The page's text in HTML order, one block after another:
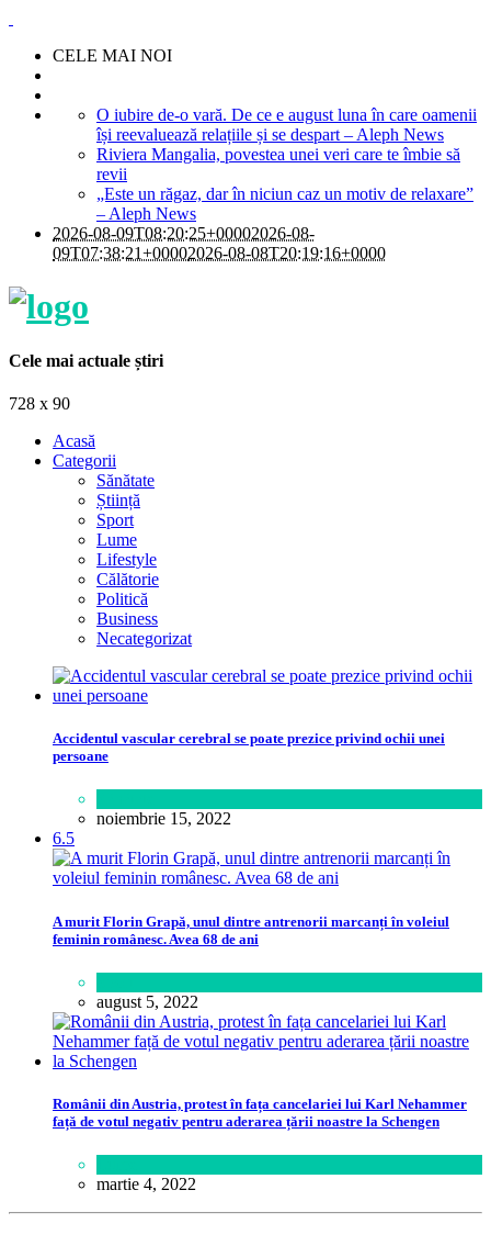
CELE MAI NOI
O iubire de-o vară. De ce e august luna în care oamenii
își reevaluează relațiile și se despart – Aleph News
Riviera Mangalia, povestea unei veri care te îmbie să
revii
„Este un răgaz, dar în niciun caz un motiv de relaxare”
– Aleph News
2026-08-09T08:20:25+00002026-08-
09T07:38:21+00002026-08-08T20:19:16+0000
Cele mai actuale știri
728 x 90
Acasă
Categorii
Sănătate
Știință
Sport
Lume
Lifestyle
Călătorie
Politică
Business
Necategorizat
Accidentul vascular cerebral se poate prezice privind ochii unei
persoane
noiembrie 15, 2022
6.5
A murit Florin Grapă, unul dintre antrenorii marcanți în voleiul
feminin românesc. Avea 68 de ani
august 5, 2022
Românii din Austria, protest în fața cancelariei lui Karl Nehammer
față de votul negativ pentru aderarea țării noastre la Schengen
martie 4, 2022